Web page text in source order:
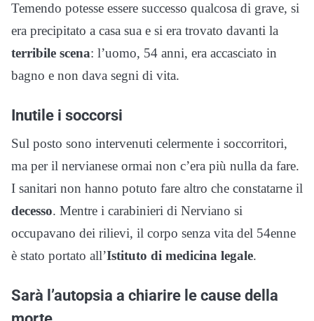
Temendo potesse essere successo qualcosa di grave, si
era precipitato a casa sua e si era trovato davanti la
terribile scena: l’uomo, 54 anni, era accasciato in
bagno e non dava segni di vita.
Inutile i soccorsi
Sul posto sono intervenuti celermente i soccorritori,
ma per il nervianese ormai non c’era più nulla da fare.
I sanitari non hanno potuto fare altro che constatarne il
decesso. Mentre i carabinieri di Nerviano si
occupavano dei rilievi, il corpo senza vita del 54enne
è stato portato all’Istituto di medicina legale.
Sarà l’autopsia a chiarire le cause della